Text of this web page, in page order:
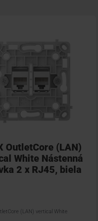
OutletCore (LAN)
White Nástenná
2 x RJ45, biela
(LAN) vertical White